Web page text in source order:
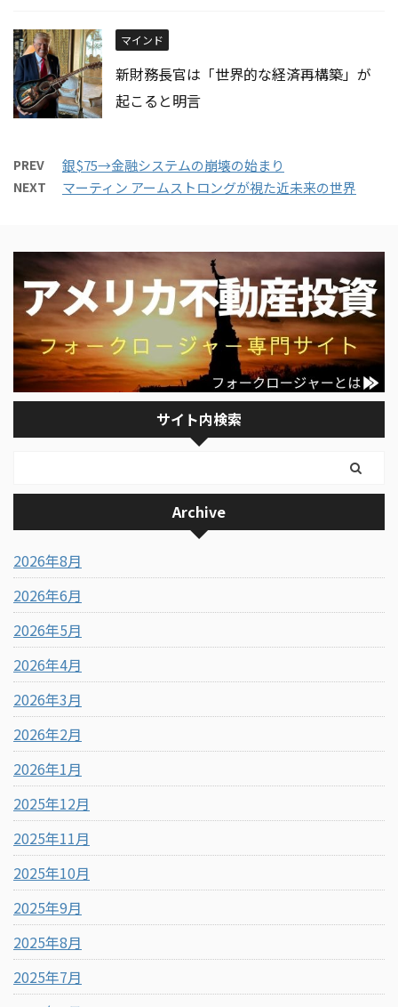
マインド
新財務長官は「世界的な経済再構築」が
起こると明言
PREV 銀$75→金融システムの崩壊の始まり
NEXT マーティン アームストロングが視た近未来の世界
サイト内検索
Archive
2026年8月
2026年6月
2026年5月
2026年4月
2026年3月
2026年2月
2026年1月
2025年12月
2025年11月
2025年10月
2025年9月
2025年8月
2025年7月